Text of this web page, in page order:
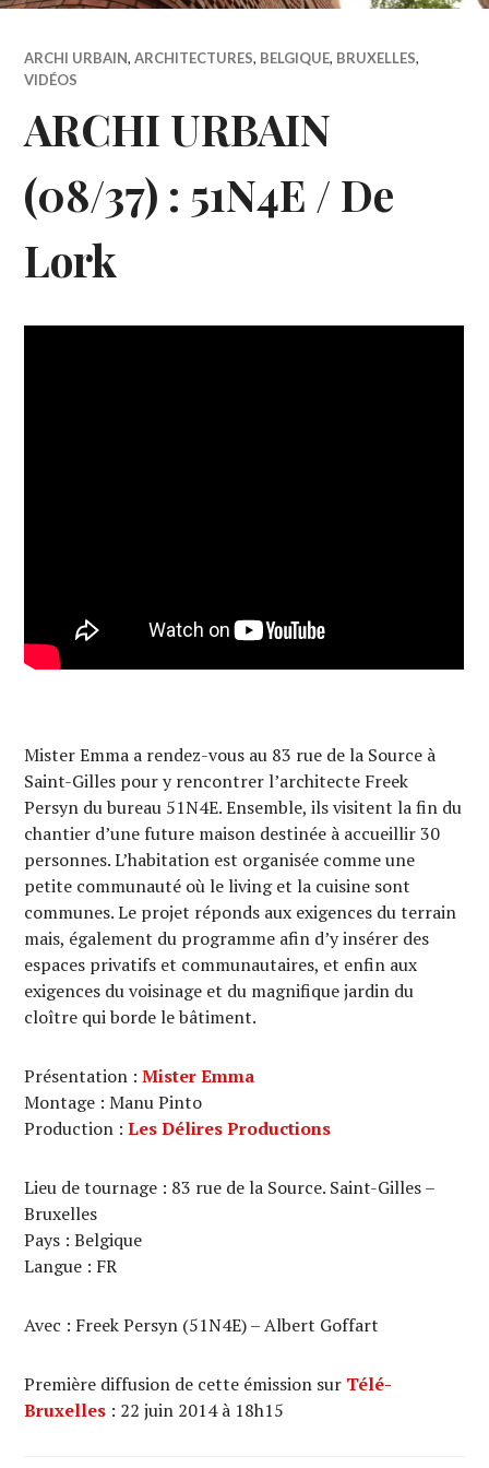
ARCHI URBAIN,ARCHITECTURES, BELGIQUE, BRUXELLES,
VIDÉOS
ARCHI URBAIN
(08/37) : 51N4E / De
Lork
Mister Emma a rendez-vous au 83 rue de la Source à
Saint-Gilles pour y rencontrer l’architecte Freek
Persyn du bureau 51N4E. Ensemble, ils visitent la fin du
chantier d’une future maison destinée à accueillir 30
personnes. L’habitation est organisée comme une
petite communauté où le living et la cuisine sont
communes. Le projet réponds aux exigences du terrain
mais, également du programme afin d’y insérer des
espaces privatifs et communautaires, et enfin aux
exigences du voisinage et du magnifique jardin du
cloître qui borde le bâtiment.
Présentation :Mister Emma
Montage : Manu Pinto
Production :Les Délires Productions
Lieu de tournage : 83 rue de la Source. Saint-Gilles –
Bruxelles
Pays : Belgique
Langue : FR
Avec : Freek Persyn (51N4E) – Albert Goffart
Première diffusion de cette émission sur Télé-
Bruxelles : 22 juin 2014 à 18h15